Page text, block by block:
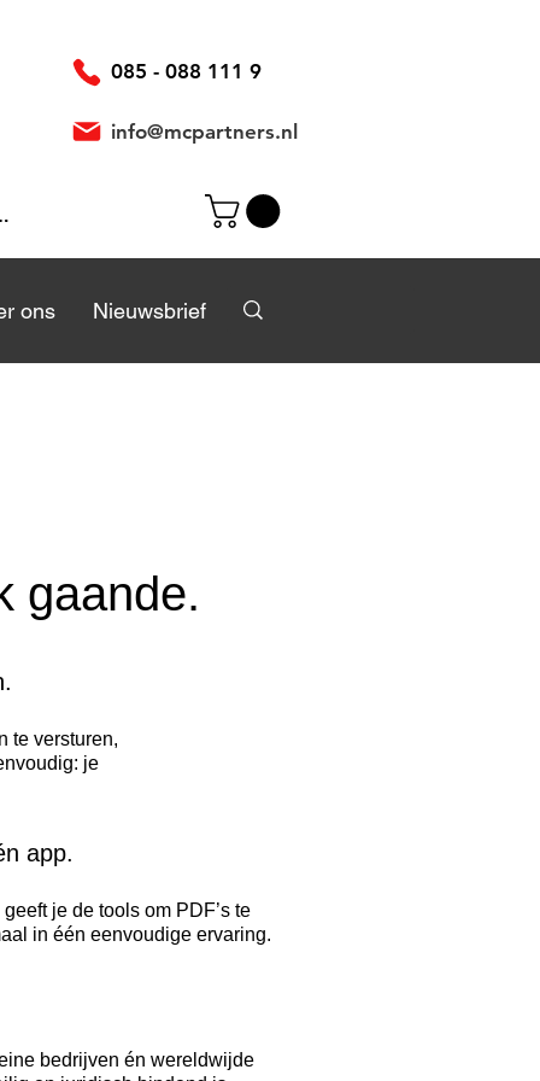
085 - 088 111 9
info@mcpartners.nl
Over ons
ons Nieuwsbrief
gaande.
te versturen,
je
app.
je de tools om PDF’s te
in één eenvoudige ervaring.
bedrijven én wereldwijde